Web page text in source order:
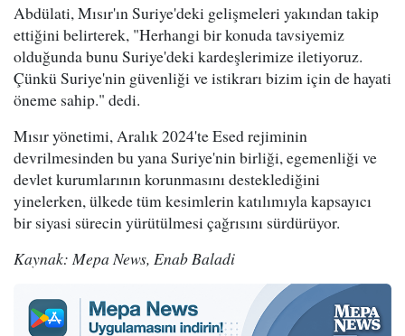
Abdülati, Mısır'ın Suriye'deki gelişmeleri yakından takip
ettiğini belirterek, "Herhangi bir konuda tavsiyemiz
olduğunda bunu Suriye'deki kardeşlerimize iletiyoruz.
Çünkü Suriye'nin güvenliği ve istikrarı bizim için de hayati
öneme sahip." dedi.
Mısır yönetimi, Aralık 2024'te Esed rejiminin
devrilmesinden bu yana Suriye'nin birliği, egemenliği ve
devlet kurumlarının korunmasını desteklediğini
yinelerken, ülkede tüm kesimlerin katılımıyla kapsayıcı
bir siyasi sürecin yürütülmesi çağrısını sürdürüyor.
Kaynak: Mepa News, Enab Baladi